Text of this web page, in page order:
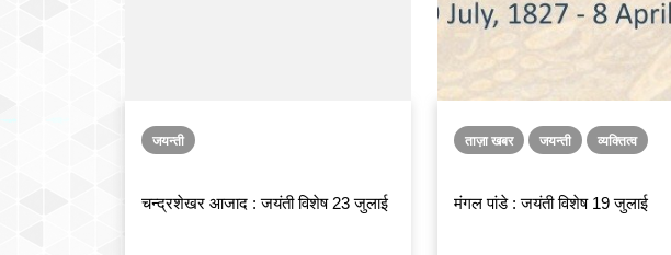
जयन्ती
चन्द्रशेखर आजाद : जयंती विशेष 23 जुलाई
ताज़ा खबर जयन्ती व्यक्तित्व
मंगल पांडे : जयंती विशेष 19 जुलाई